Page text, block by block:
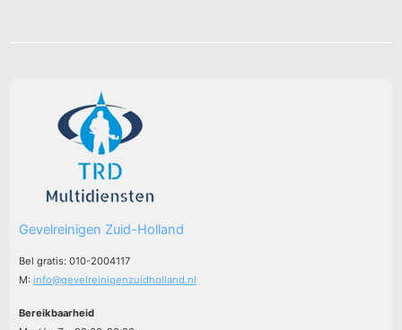
Gevelreinigen Zuid-Holland
Bel gratis: 010-2004117
M:info@gevelreinigenzuidholland.nl
Bereikbaarheid